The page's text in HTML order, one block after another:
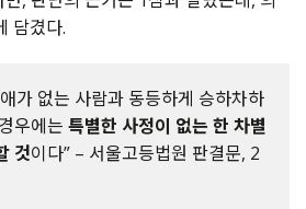
담겼다.
가 없는 사람과 동등하게 승하차하
우에는 특별한 사정이 없는 한 차별
것이다” – 서울고등법원 판결문, 2